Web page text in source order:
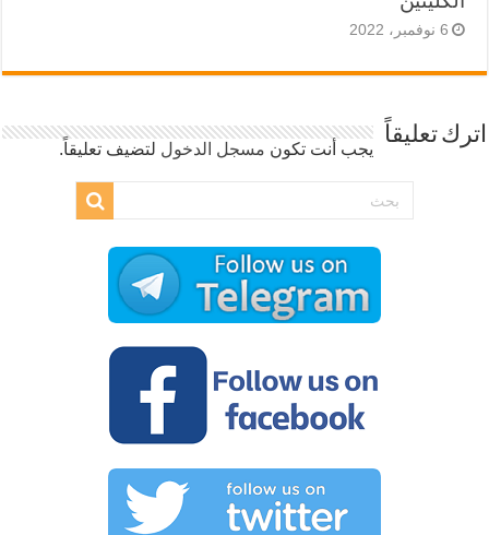
6 نوفمبر، 2022
اترك تعليقاً
يجب أنت تكون مسجل الدخول لتضيف تعليقاً.